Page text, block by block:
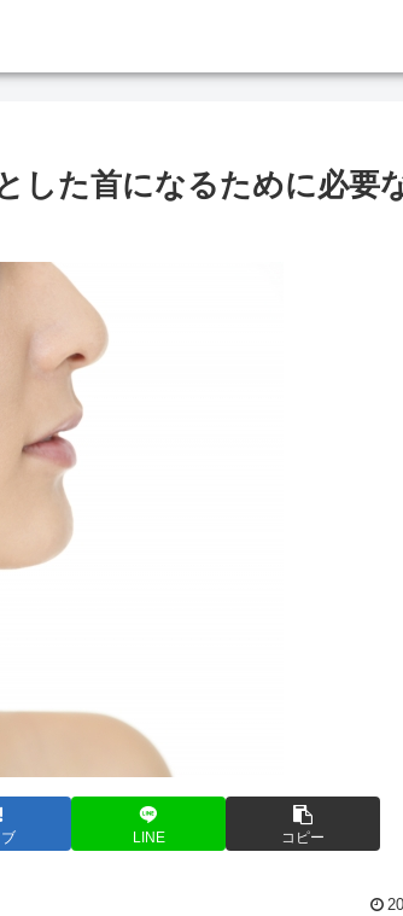
した首になるために必要
LINE コピー